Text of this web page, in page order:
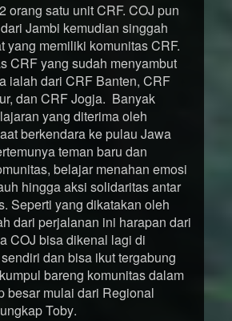
orang satu unit CRF. COJ pun
Jambi kemudian singgah
yang memiliki komunitas CRF.
CRF yang sudah menyambut
ialah dari CRF Banten, CRF
dan CRF Jogja. Banyak
yang diterima oleh
berkendara ke pulau Jawa
teman baru dan
belajar menahan emosi
hingga aksi solidaritas antar
Seperti yang dikatakan oleh
dari perjalanan ini harapan dari
COJ bisa dikenal lagi di
dan bisa ikut tergabung
bareng komunitas dalam
besar mulai dari Regional
Toby.